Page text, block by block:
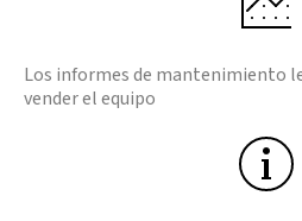
Los informes de mantenimiento
vender el equipo